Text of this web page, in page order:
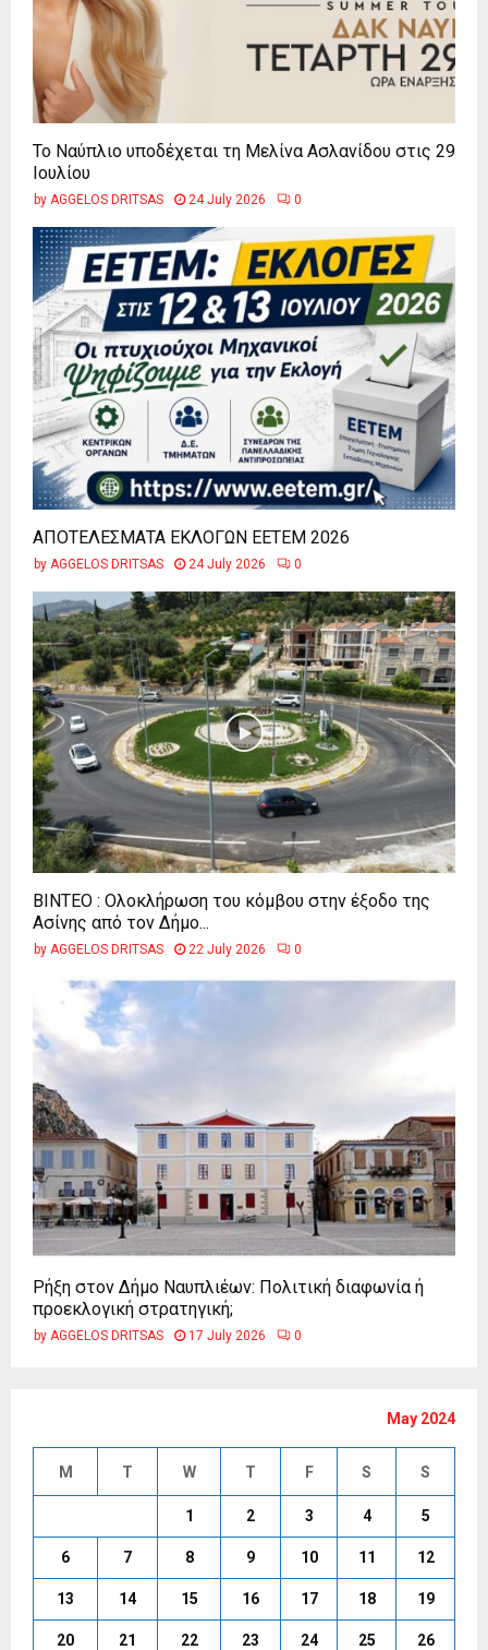
Το Ναύπλιο υποδέχεται τη Μελίνα Ασλανίδου στις 29
Ιουλίου
by AGGELOS DRITSAS 24 July 2026 0
ΑΠΟΤΕΛΕΣΜΑΤΑ ΕΚΛΟΓΩΝ ΕΕΤΕΜ 2026
by AGGELOS DRITSAS 24 July 2026 0
ΒΙΝΤΕΟ : Ολοκλήρωση του κόμβου στην έξοδο της
Ασίνης από τον Δήμο...
by AGGELOS DRITSAS 22 July 2026 0
Ρήξη στον Δήμο Ναυπλιέων: Πολιτική διαφωνία ή
προεκλογική στρατηγική;
by AGGELOS DRITSAS 17 July 2026 0
May 2024
M T W T F S S
1 2 3 4 5
6 7 8 9 10 11 12
13 14 15 16 17 18 19
20 21 22 23 24 25 26